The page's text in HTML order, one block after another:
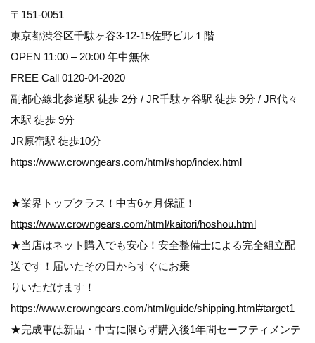
〒151-0051
東京都渋谷区千駄ヶ谷3-12-15佐野ビル１階
OPEN 11:00 – 20:00 年中無休
FREE Call 0120-04-2020
副都心線北参道駅 徒歩 2分 / JR千駄ヶ谷駅 徒歩 9分 / JR代々
木駅 徒歩 9分
JR原宿駅 徒歩10分
https://www.crowngears.com/html/shop/index.html
★業界トップクラス！中古6ヶ月保証！
https://www.crowngears.com/html/kaitori/hoshou.html
★当店はネット購入でも安心！安全整備士による完全組立配
送です！届いたその日からすぐにお乗
りいただけます！
https://www.crowngears.com/html/guide/shipping.html#target1
★完成車は新品・中古に限らず購入後1年間セーフティメンテ